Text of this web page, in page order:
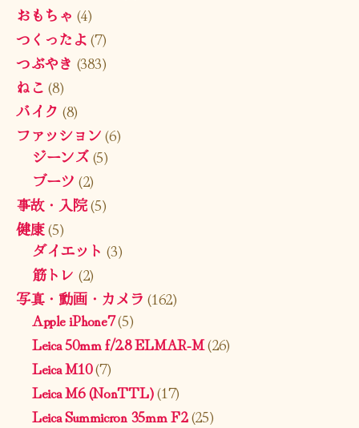
おもちゃ (4)
つくったよ(7)
つぶやき (383)
ねこ (8)
バイク (8)
ファッション(6)
ジーンズ(5)
ブーツ (2)
事故・入院(5)
健康(5)
ダイエット (3)
筋トレ (2)
写真・動画・カメラ (162)
Apple iPhone7(5)
Leica 50mm f/2.8 ELMAR-M(26)
Leica M10(7)
Leica M6 (NonTTL)(17)
Leica Summicron 35mm F2(25)